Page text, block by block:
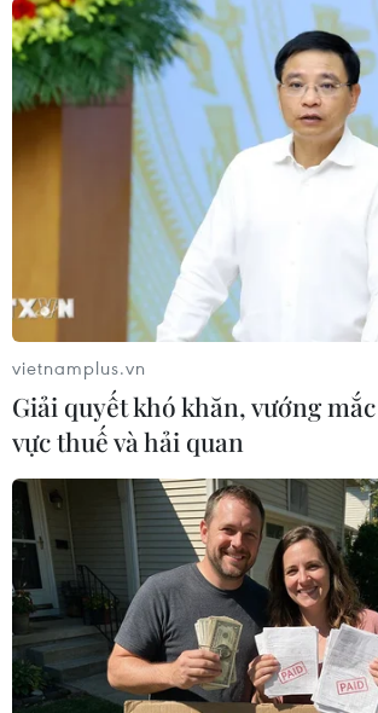
Phường Long Biên, thành phố Hà Nội đang
cấp. (Ảnh: Thành Phuơng/
vietnamplus.vn
Giải quyết khó khăn, vướng
vực thuế và hải quan